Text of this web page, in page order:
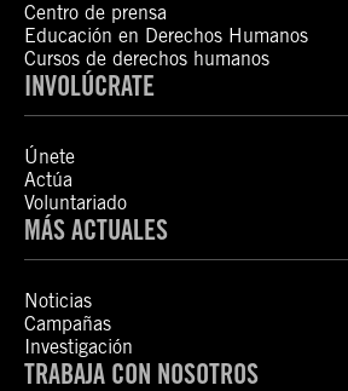
Centro de prensa
Educación en Derechos Humanos
Cursos de derechos humanos
INVOLÚCRATE
Únete
Actúa
Voluntariado
MÁS ACTUALES
Noticias
Campañas
Investigación
TRABAJA CON NOSOTROS